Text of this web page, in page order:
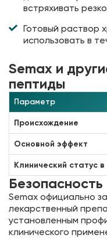
встряхивать
Готовый раствор
использовать в
Semax и
пептиды
Параметр
Происхождение
Основной эффект
Клинический статус
Безопасность
Semax официально
лекарственный
установленным
клинического